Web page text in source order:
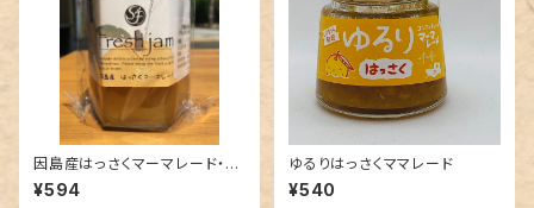
因島産はっさくマーマレード・新
藤フルーツ
¥594
ゆるりはっさくママレード
¥540